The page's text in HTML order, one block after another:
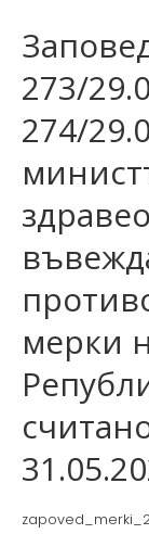
273/
274/
мерки